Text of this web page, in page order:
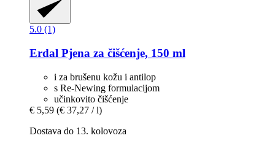
5.0 (1)
Erdal Pjena za čišćenje, 150 ml
i za brušenu kožu i antilop
s Re-Newing formulacijom
učinkovito čišćenje
€ 5,59 (€ 37,27 / l)
Dostava do 13. kolovoza